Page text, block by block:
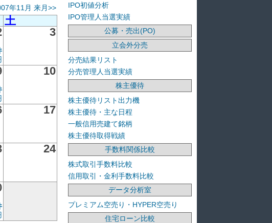
年11月 来月>>
土
3
10
17
24
IPO初値分析
IPO管理人当選実績
公募・売出(PO)
立会外分売
分売結果リスト
分売管理人当選実績
株主優待
株主優待リスト出力機
株主優待・主な日程
一般信用売建て銘柄
株主優待取得戦績
手数料関係比較
株式取引手数料比較
信用取引・金利手数料比較
データ分析室
プレミアム空売り・HYPER空売り
住宅ローン比較